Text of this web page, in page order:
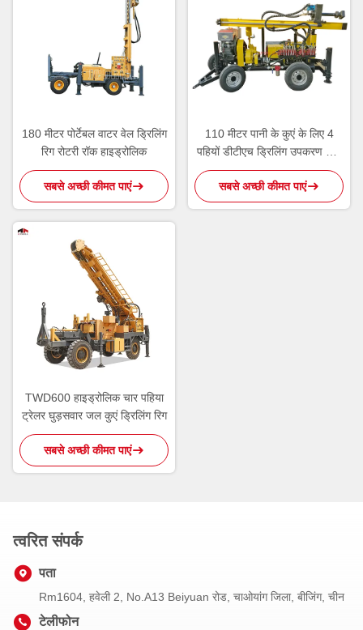
180 मीटर पोर्टेबल वाटर वेल ड्रिलिंग
रिग रोटरी रॉक हाइड्रोलिक
सबसे अच्छी कीमत पाएं
110 मीटर पानी के कुएं के लिए 4
पहियों डीटीएच ड्रिलिंग उपकरण रॉक
ड्रिलिंग मशीन
सबसे अच्छी कीमत पाएं
TWD600 हाइड्रोलिक चार पहिया
ट्रेलर घुड़सवार जल कुएं ड्रिलिंग रिग
सबसे अच्छी कीमत पाएं
त्वरित संपर्क
पता
Rm1604, हवेली 2, No.A13 Beiyuan रोड, चाओयांग जिला, बीजिंग, चीन
टेलीफोन